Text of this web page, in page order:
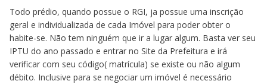
Todo prédio, quando possue o RGI, ja possue uma inscrição
geral e individualizada de cada Imóvel para poder obter o
habite-se. Não tem ninguém que ir a lugar algum. Basta ver seu
IPTU do ano passado e entrar no Site da Prefeitura e irá
verificar com seu código( matrícula) se existe ou não algum
débito. Inclusive para se negociar um imóvel é necessário